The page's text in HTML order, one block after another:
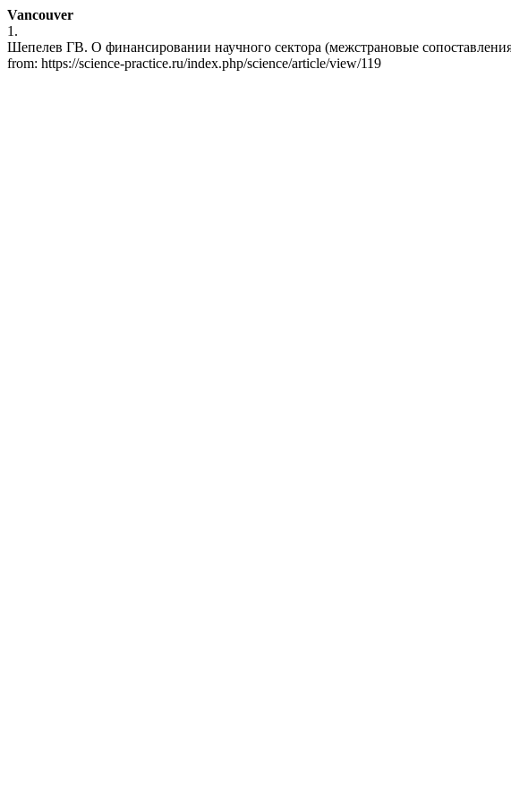
Vancouver
1.
Шепелев ГВ. О финансировании научного сектора (межстрановые
from: https://science-practice.ru/index.php/science/article/view/119